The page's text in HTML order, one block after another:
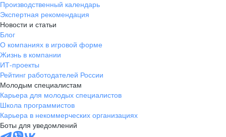
Производственный календарь
Экспертная рекомендация
Новости и статьи
Блог
О компаниях в игровой форме
Жизнь в компании
ИТ-проекты
Рейтинг работодателей России
Молодым специалистам
Карьера для молодых специалистов
Школа программистов
Карьера в некоммерческих организациях
Боты для уведомлений